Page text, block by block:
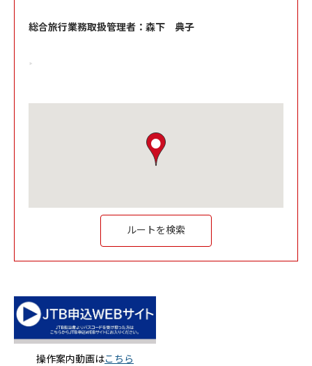
総合旅行業務取扱管理者：森下 典子
ルートを検索
操作案内動画はこちら